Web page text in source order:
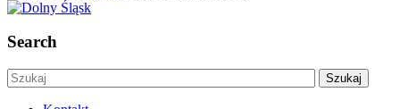
Search